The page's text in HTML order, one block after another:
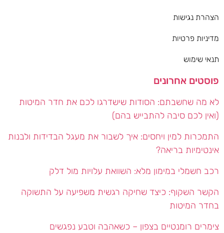
הצהרת נגישות
מדיניות פרטיות
תנאי שימוש
פוסטים אחרונים
לא מה שחשבתם: הסודות שישדרגו לכם את חדר המיטות
(ואין לכם סיבה להתבייש בהם)
התמכרות למין ויחסים: איך לשבור את מעגל הבדידות ולבנות
אינטימיות בריאה?
רכב חשמלי במימון מלא: השוואת עלויות מול דלק
הקשר השקוף: כיצד שחיקה רגשית משפיעה על התשוקה
בחדר המיטות
צימרים רומנטיים בצפון – כשאהבה וטבע נפגשים